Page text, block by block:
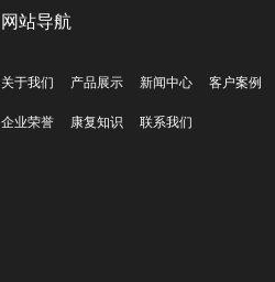
网站导航
关于我们 产品展示 新闻中心 客户案例
企业荣誉 康复知识 联系我们